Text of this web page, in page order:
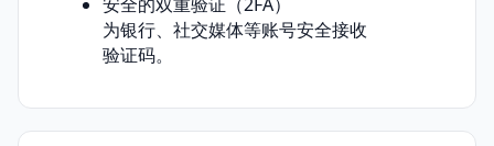
为银行、社交媒体等账号安全接收
验证码。